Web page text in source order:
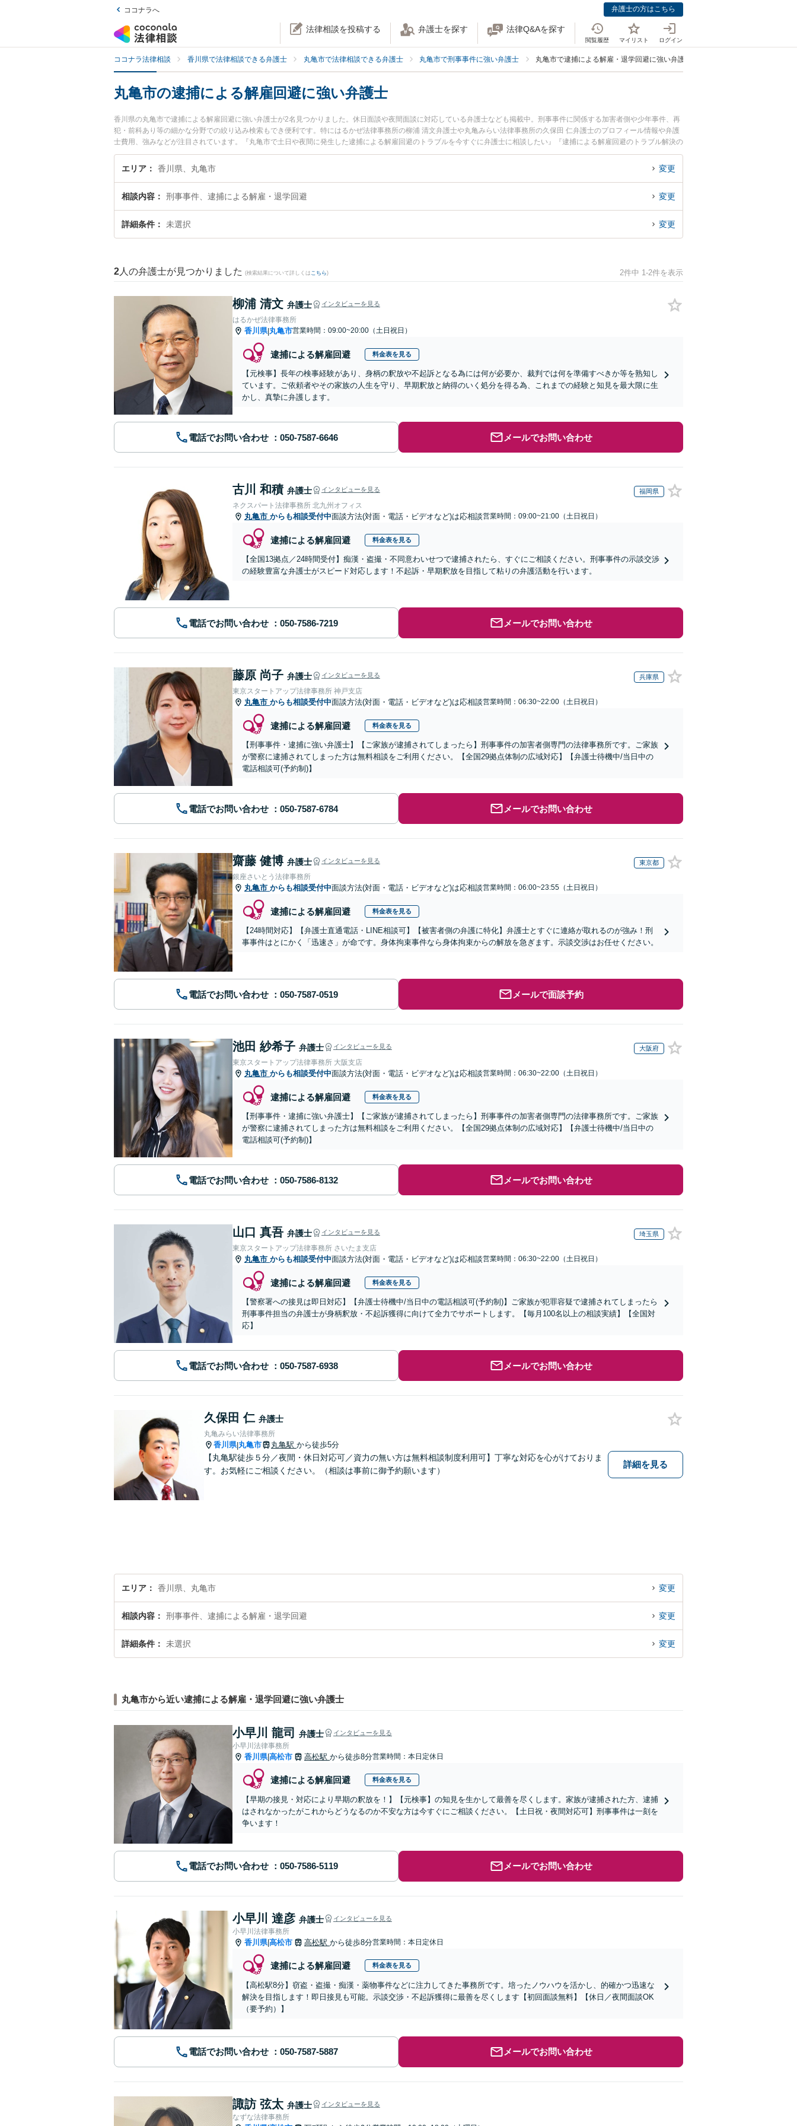
ココナラへ 弁護士の方はこちら
法律相談を投稿する 弁護士を探す 法律Q&Aを探す
閲覧履歴 マイリスト ログイン
ココナラ法律相談 香川県で法律相談できる弁護士 丸亀市で法律相談できる弁護士 丸亀市で刑事事件に強い弁護士 丸亀市で逮捕による解雇・退学回避に強い弁護士
丸亀市の逮捕による解雇回避に強い弁護士
香川県の丸亀市で逮捕による解雇回避に強い弁護士が2名見つかりました。休日面談や夜間面談に対応している弁護士なども掲載中。刑事事件に関係する加害者側や少年事件、再
犯・前科あり等の細かな分野での絞り込み検索もでき便利です。特にはるかぜ法律事務所の柳浦 清文弁護士や丸亀みらい法律事務所の久保田 仁弁護士のプロフィール情報や弁護
士費用、強みなどが注目されています。『丸亀市で土日や夜間に発生した逮捕による解雇回避のトラブルを今すぐに弁護士に相談したい』『逮捕による解雇回避のトラブル解決の
実績豊富な近くの弁護士を検索したい』『初回相談無料で逮捕による解雇回避を法律相談できる丸亀市内の弁護士に相談予約したい』などでお困りの相談者さんにおすすめです。
エリア 香川県、丸亀市 変更
相談内容 刑事事件、逮捕による解雇・退学回避 変更
詳細条件 未選択 変更
2 人の弁護士が見つかりました (検索結果について詳しくは こちら) 2件中 1-2件を表示
柳浦 清文 弁護士 インタビューを見る
はるかぜ法律事務所
香川県|丸亀市営業時間：09:00~20:00（土日祝日）
逮捕による解雇回避 料金表を見る
【元検事】長年の検事経験があり、身柄の釈放や不起訴となる為には何が必要か、裁判では何を準備すべきか等を熟知し
ています。ご依頼者やその家族の人生を守り、早期釈放と納得のいく処分を得る為、これまでの経験と知見を最大限に生
かし、真摯に弁護します。
電話でお問い合わせ メールでお問い合わせ
古川 和積 弁護士 インタビューを見る 福岡県
ネクスパート法律事務所 北九州オフィス
丸亀市 からも相談受付中面談方法(対面・電話・ビデオなど)は応相談営業時間：09:00~21:00（土日祝日）
逮捕による解雇回避 料金表を見る
【全国13拠点／24時間受付】痴漢・盗撮・不同意わいせつで逮捕されたら、すぐにご相談ください。刑事事件の示談交渉
の経験豊富な弁護士がスピード対応します！不起訴・早期釈放を目指して粘りの弁護活動を行います。
電話でお問い合わせ メールでお問い合わせ
藤原 尚子 弁護士 インタビューを見る 兵庫県
東京スタートアップ法律事務所 神戸支店
丸亀市 からも相談受付中面談方法(対面・電話・ビデオなど)は応相談営業時間：06:30~22:00（土日祝日）
逮捕による解雇回避 料金表を見る
【刑事事件・逮捕に強い弁護士】【ご家族が逮捕されてしまったら】刑事事件の加害者側専門の法律事務所です。ご家族
が警察に逮捕されてしまった方は無料相談をご利用ください。【全国29拠点体制の広域対応】【弁護士待機中/当日中の
電話相談可(予約制)】
電話でお問い合わせ メールでお問い合わせ
齋藤 健博 弁護士 インタビューを見る 東京都
銀座さいとう法律事務所
丸亀市 からも相談受付中面談方法(対面・電話・ビデオなど)は応相談営業時間：06:00~23:55（土日祝日）
逮捕による解雇回避 料金表を見る
【24時間対応】【弁護士直通電話・LINE相談可】【被害者側の弁護に特化】弁護士とすぐに連絡が取れるのが強み！刑
事事件はとにかく「迅速さ」が命です。身体拘束事件なら身体拘束からの解放を急ぎます。示談交渉はお任せください。
電話でお問い合わせ メールで面談予約
池田 紗希子 弁護士 インタビューを見る 大阪府
東京スタートアップ法律事務所 大阪支店
丸亀市 からも相談受付中面談方法(対面・電話・ビデオなど)は応相談営業時間：06:30~22:00（土日祝日）
逮捕による解雇回避 料金表を見る
【刑事事件・逮捕に強い弁護士】【ご家族が逮捕されてしまったら】刑事事件の加害者側専門の法律事務所です。ご家族
が警察に逮捕されてしまった方は無料相談をご利用ください。【全国29拠点体制の広域対応】【弁護士待機中/当日中の
電話相談可(予約制)】
電話でお問い合わせ メールでお問い合わせ
山口 真吾 弁護士 インタビューを見る 埼玉県
東京スタートアップ法律事務所 さいたま支店
丸亀市 からも相談受付中面談方法(対面・電話・ビデオなど)は応相談営業時間：06:30~22:00（土日祝日）
逮捕による解雇回避 料金表を見る
【警察署への接見は即日対応】【弁護士待機中/当日中の電話相談可(予約制)】ご家族が犯罪容疑で逮捕されてしまったら
刑事事件担当の弁護士が身柄釈放・不起訴獲得に向けて全力でサポートします。【毎月100名以上の相談実績】【全国対
応】
電話でお問い合わせ メールでお問い合わせ
久保田 仁 弁護士
丸亀みらい法律事務所
香川県|丸亀市 丸亀駅 から徒歩5分
【丸亀駅徒歩５分／夜間・休日対応可／資力の無い方は無料相談制度利用可】丁寧な対応を心がけておりま
す。お気軽にご相談ください。（相談は事前に御予約願います）
詳細を見る
エリア 香川県、丸亀市 変更
相談内容 刑事事件、逮捕による解雇・退学回避 変更
詳細条件 未選択 変更
丸亀市から近い逮捕による解雇・退学回避に強い弁護士
小早川 龍司 弁護士 インタビューを見る
小早川法律事務所
香川県|高松市 高松駅 から徒歩8分営業時間：本日定休日
逮捕による解雇回避 料金表を見る
【早期の接見・対応により早期の釈放を！】【元検事】の知見を生かして最善を尽くします。家族が逮捕された方、逮捕
はされなかったがこれからどうなるのか不安な方は今すぐにご相談ください。【土日祝・夜間対応可】刑事事件は一刻を
争います！
電話でお問い合わせ メールでお問い合わせ
小早川 達彦 弁護士 インタビューを見る
小早川法律事務所
香川県|高松市 高松駅 から徒歩8分営業時間：本日定休日
逮捕による解雇回避 料金表を見る
【高松駅8分】窃盗・盗撮・痴漢・薬物事件などに注力してきた事務所です。培ったノウハウを活かし、的確かつ迅速な
解決を目指します！即日接見も可能。示談交渉・不起訴獲得に最善を尽くします【初回面談無料】【休日／夜間面談OK
（要予約）】
電話でお問い合わせ メールでお問い合わせ
諏訪 弦太 弁護士 インタビューを見る
なずな法律事務所